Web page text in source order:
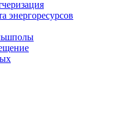
энергоресурсов